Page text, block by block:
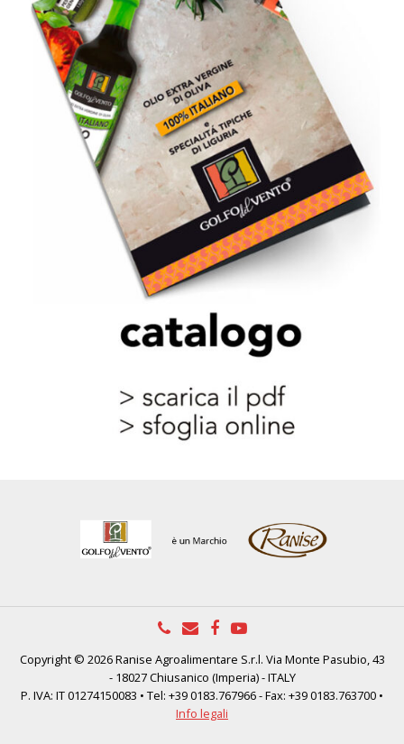
Copyright © 2026 Ranise Agroalimentare S.r.l. Via Monte Pasubio, 43
- 18027 Chiusanico (Imperia) - ITALY
P. IVA: IT 01274150083 • Tel: +39 0183.767966 - Fax: +39 0183.763700 •
Info legali